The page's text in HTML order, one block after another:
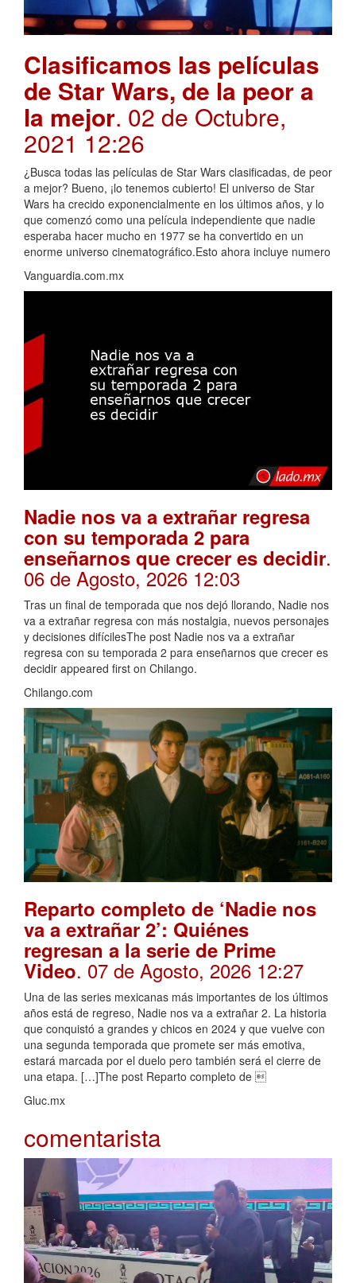
Clasificamos las películas
de Star Wars, de la peor a
la mejor. 02 de Octubre,
2021 12:26
¿Busca todas las películas de Star Wars clasificadas, de peor
a mejor? Bueno, ¡lo tenemos cubierto! El universo de Star
Wars ha crecido exponencialmente en los últimos años, y lo
que comenzó como una película independiente que nadie
esperaba hacer mucho en 1977 se ha convertido en un
enorme universo cinematográfico.Esto ahora incluye numero
Vanguardia.com.mx
Nadie nos va a extrañar regresa
con su temporada 2 para
enseñarnos que crecer es decidir.
06 de Agosto, 2026 12:03
Tras un final de temporada que nos dejó llorando, Nadie nos
va a extrañar regresa con más nostalgia, nuevos personajes
y decisiones difícilesThe post Nadie nos va a extrañar
regresa con su temporada 2 para enseñarnos que crecer es
decidir appeared first on Chilango.
Chilango.com
Reparto completo de ‘Nadie nos
va a extrañar 2’: Quiénes
regresan a la serie de Prime
Video. 07 de Agosto, 2026 12:27
Una de las series mexicanas más importantes de los últimos
años está de regreso, Nadie nos va a extrañar 2. La historia
que conquistó a grandes y chicos en 2024 y que vuelve con
una segunda temporada que promete ser más emotiva,
estará marcada por el duelo pero también será el cierre de
una etapa. […]The post Reparto completo de 
Gluc.mx
comentarista